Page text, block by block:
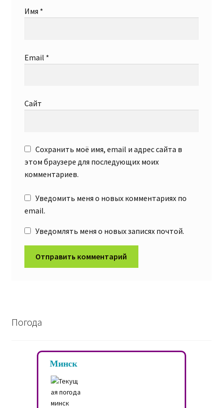
Имя *
Email *
Сайт
Сохранить моё имя, email и адрес сайта в
этом браузере для последующих моих
комментариев.
Уведомить меня о новых комментариях по
email.
Уведомлять меня о новых записях почтой.
Погода
Минск